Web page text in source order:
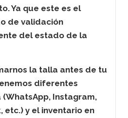
Ya que este es el
de validación
del estado de la
la talla antes de tu
diferentes
Instagram,
etc.) y el inventario en